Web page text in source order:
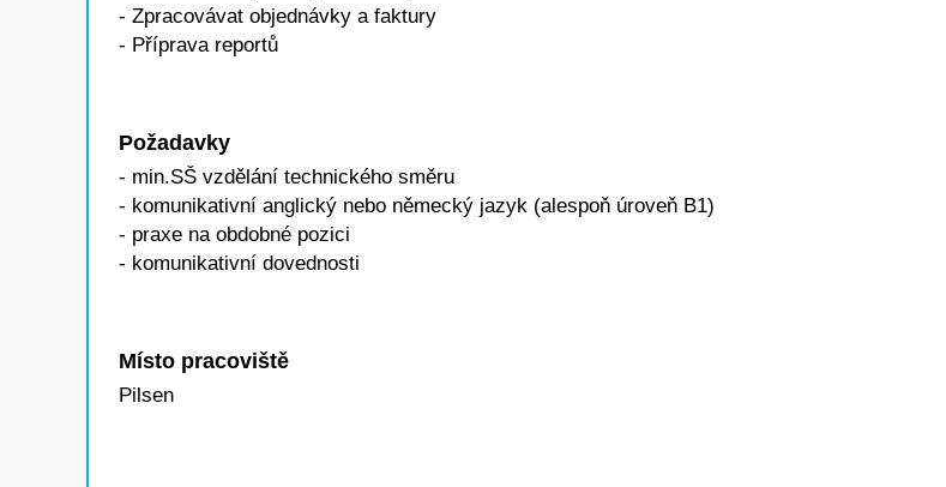
- Zpracovávat objednávky a faktury
- Příprava reportů
Požadavky
- min.SŠ vzdělání technického směru
- komunikativní anglický nebo německý jazyk (alespoň úroveň B1)
- praxe na obdobné pozici
- komunikativní dovednosti
Místo pracoviště
Pilsen